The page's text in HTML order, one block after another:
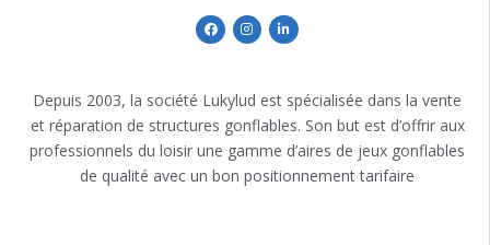
Depuis 2003, la société Lukylud est spécialisée dans la vente
et réparation de structures gonflables. Son but est d’offrir aux
professionnels du loisir une gamme d’aires de jeux gonflables
de qualité avec un bon positionnement tarifaire